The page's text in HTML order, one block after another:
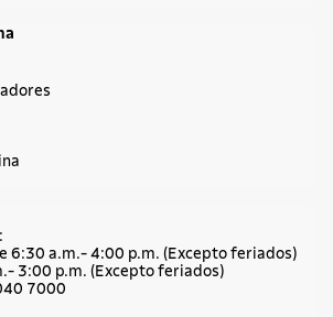
6:30 a.m.- 4:00 p.m. (Excepto feriados)
3:00 p.m. (Excepto feriados)
7000